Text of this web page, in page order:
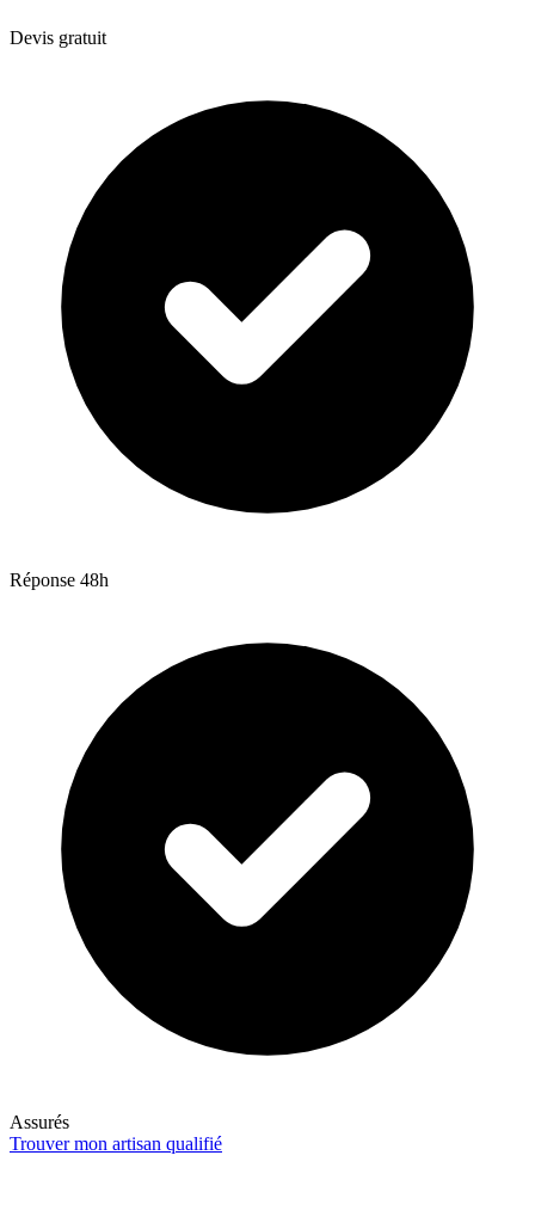
Devis gratuit
Réponse 48h
Assurés
Trouver mon artisan qualifié